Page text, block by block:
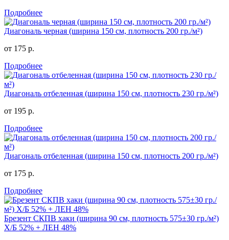
Подробнее
Диагональ черная (ширина 150 см, плотность 200 гр./м²)
от 175 р.
Подробнее
Диагональ отбеленная (ширина 150 см, плотность 230 гр./м²)
от 195 р.
Подробнее
Диагональ отбеленная (ширина 150 см, плотность 200 гр./м²)
от 175 р.
Подробнее
Брезент СКПВ хаки (ширина 90 см, плотность 575±30 гр./м²)
Х/Б 52% + ЛЕН 48%